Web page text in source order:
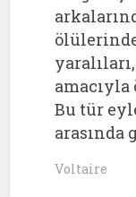
amacıyla
Bu tür
arasında
Voltaire